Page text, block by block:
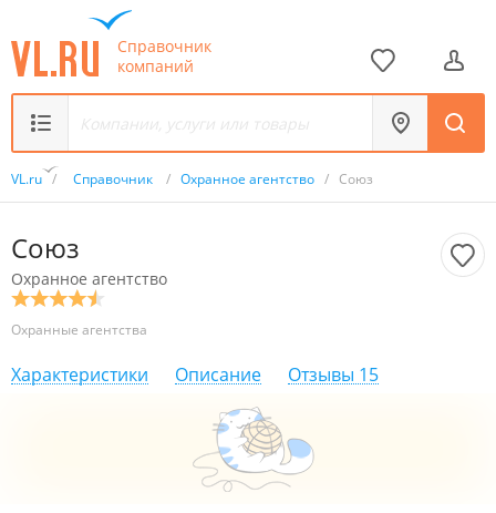
Справочник
компаний
VL.ru / Справочник / Охранное агентство / Союз
Союз
Охранное агентство
Охранные агентства
Характеристики Описание Отзывы 15